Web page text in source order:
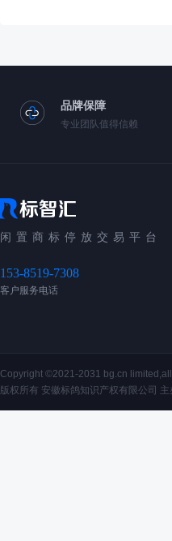
品牌保障
专业团队值得信赖
闲置商标停放交易平台
153-8519-7308
客户服务电话
Copyright ©2021-2031 bg.cn
版权所有 安徽标鸽知识产权有限公司 主